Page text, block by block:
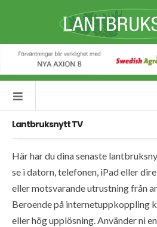
Lantbruksnytt TV
Här har du dina senaste
se i datorn, telefonen, iPad eller
eller motsvarande utrustning från
Beroende på internetuppkoppling
eller hög upplösning. Använder ni